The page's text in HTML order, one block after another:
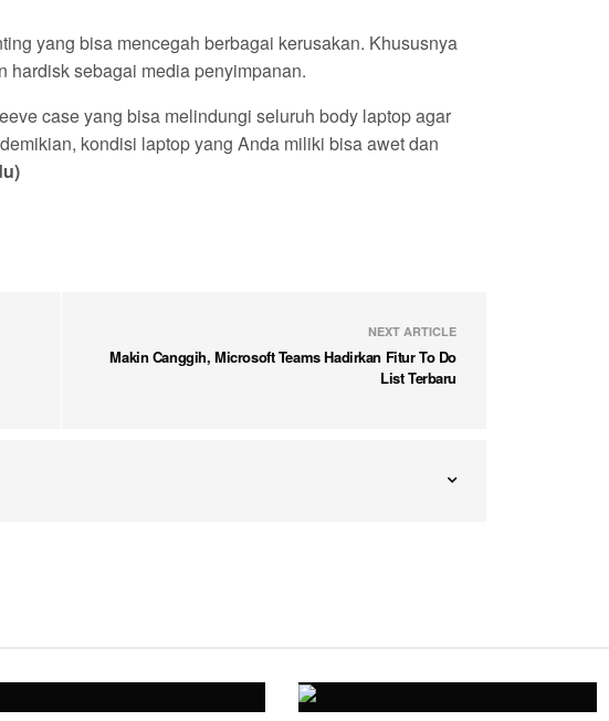
yang bisa mencegah berbagai kerusakan. Khususnya
hardisk sebagai media penyimpanan.
case yang bisa melindungi seluruh body laptop agar
kondisi laptop yang Anda miliki bisa awet dan
NEXT ARTICLE
Makin Canggih, Microsoft Teams Hadirkan Fitur To Do
List Terbaru